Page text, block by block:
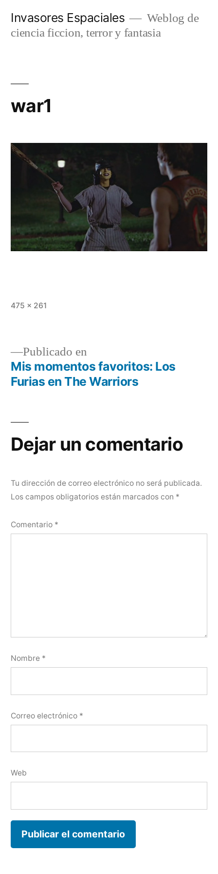
Invasores Espaciales
Weblog de
ciencia ficcion, terror y fantasia
war1
Tamaño
475 × 261
Navegación
entradas
Publicado en
Mis momentos favoritos: Los
Furias en The Warriors
Dejar un comentario
Tu dirección de correo electrónico no será publicada.
Los campos obligatorios están marcados con *
Comentario *
Nombre *
Correo electrónico *
Web